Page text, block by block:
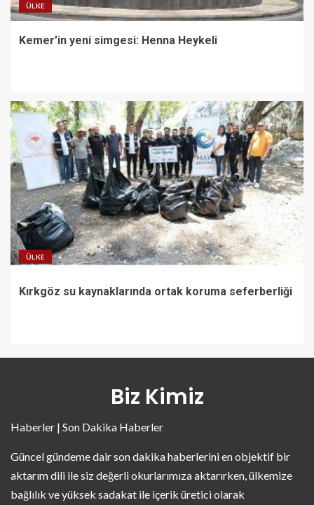
ÜLKE
Kemer’in yeni simgesi: Henna Heykeli
ÜLKE
Kırkgöz su kaynaklarında ortak koruma seferberliği
Biz Kimiz
Haberler | Son Dakika Haberler
Güncel gündeme dair son dakika haberlerini en objektif bir
aktarım dili ile siz değerli okurlarımıza aktarırken, ülkemize
bağlılık ve yüksek sadakat ile içerik üretici olarak